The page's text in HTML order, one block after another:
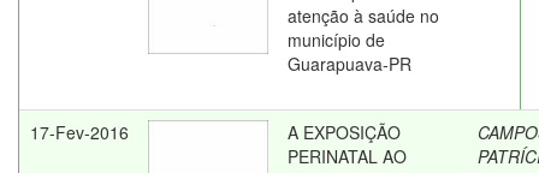
atenção à saúde no
município de
Guarapuava-PR
17-Fev-2016
A EXPOSIÇÃO
PERINATAL AO